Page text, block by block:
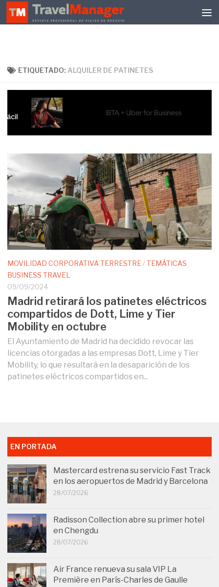
Debajo del contenido
ETIQUETADO: ALQUILER DE PATINETES
MOVILIDAD CORPORATIVA TERRESTRE /TEMÁTICAS
BUSINESS TRAVEL
09/09/2024
Madrid retirará los patinetes eléctricos
compartidos de Dott, Lime y Tier
Mobility en octubre
El Ayuntamiento de Madrid ha decidido revocar las
licencias otorgadas a las empresas Dott, Lime y Tier
Mobility, lo que resultará en la desaparición de los
patinetes eléctricos compartidos en...
EN PORTADA
Mastercard estrena su servicio Fast Track
en los aeropuertos de Madrid y Barcelona
28/07/2026
Radisson Collection abre su primer hotel
en Chengdu
28/07/2026
Air France renueva su sala VIP La
Première en París-Charles de Gaulle